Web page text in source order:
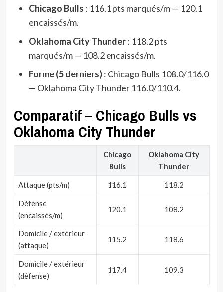
Chicago Bulls : 116.1 pts marqués/m — 120.1
encaissés/m.
Oklahoma City Thunder: 118.2 pts
marqués/m — 108.2 encaissés/m.
Forme (5 derniers): Chicago Bulls 108.0/116.0
— Oklahoma City Thunder 116.0/110.4.
Comparatif – Chicago Bulls vs
Oklahoma City Thunder
Chicago
Bulls
Oklahoma City
Thunder
Attaque (pts/m) 116.1 118.2
Défense
(encaissés/m)
120.1 108.2
Domicile / extérieur
(attaque)
115.2 118.6
Domicile / extérieur
(défense)
117.4 109.3